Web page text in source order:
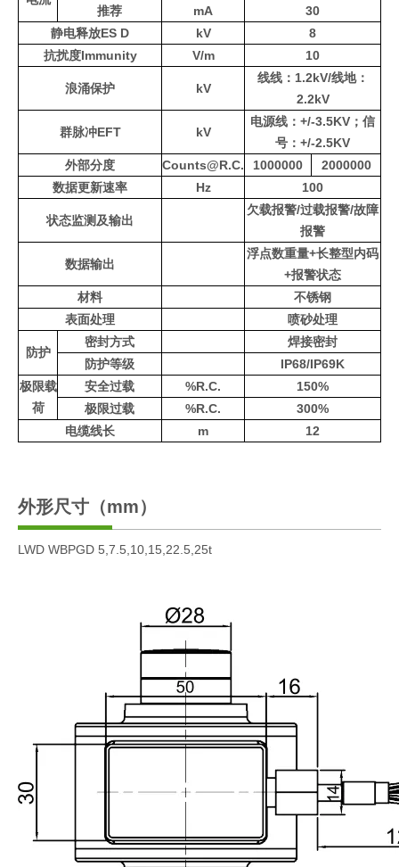
推荐
mA
30
静电释放ES D
kV
8
抗扰度Immunity
V/m 10
浪涌保护 kV
线线：1.2kV/线地：
2.2kV
群脉冲EFT kV
电源线：+/-3.5KV；信
号：+/-2.5KV
外部分度
Counts@R.C. 1000000
2000000
数据更新速率
Hz 100
状态监测及输出
欠载报警/过载报警/故障
报警
数据输出
浮点数重量+长整型内码
+报警状态
材料
不锈钢
表面处理
喷砂处理
防护
密封方式
焊接密封
防护等级
IP68/IP69K
极限载
荷
安全过载 %R.C.
150%
极限过载
%R.C.
300%
电缆线长
m 12
外形尺寸（mm）
LWD WBPGD 5,7.5,10,15,22.5,25t